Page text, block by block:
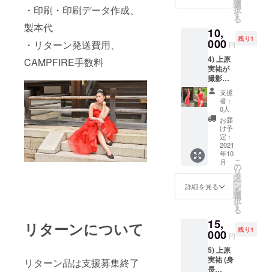
・印刷・印刷データ作成、
製本代
・リターン発送費用、
CAMPFIRE手数料
リターンについて
リターン品は支援募集終了
ページ
無線綴
「Miyu’
s
Memor
y」は
PIXSEL
LER(
https://
pixselle
r.base.s
hop )で
5,000円
で販売
してい
ます。
こちら
のリ
ターン
得で
す。
選
択
す
る
10,
000 円
残り1
4) 上原
実祐が
撮影で
着用し
た、
マーメ
イド ロ
ング丈
のパー
ティド
レス ※
限定1名
着丈
が
155cm
なので
157cm
の上原
実祐は
ハイ
ヒール
支援
者：
0人
お届
け予
定：
2021
年10
月
詳細を見る
こ
の
リ
タ
ー
ン
を
選
択
す
る
15,
000 円
残り1
5) 上原
実祐 (身
長